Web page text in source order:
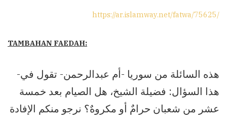
https://ar.islamway.net/fatwa/75625/
TAMBAHAN FAEDAH:
-هذه السائلة من سوريا -أم عبدالرحمن- تقول في
هذا السؤال: فضيلة الشيخ، هل الصيام بعد خمسة
عشر من شعبان حرامٌ أو مكروهٌ؟ نرجو منكم الإفادة